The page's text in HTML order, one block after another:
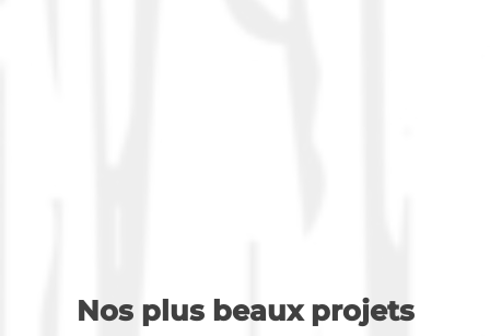
Nos plus beaux projets